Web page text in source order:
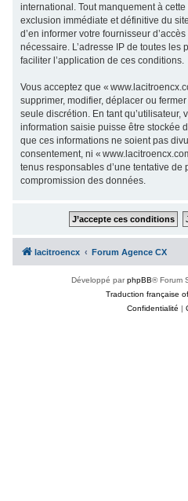
international. Tout manquement à
exclusion immédiate et définitive du
d’en informer votre fournisseur
nécessaire. L’adresse IP de toutes
faciliter l’application de ces conditions.
Vous acceptez que «
supprimer, modifier, déplacer ou
seule discrétion. En tant qu’utilisateur,
information saisie puisse être stockée
que ces informations ne soient pas
consentement, ni «
tenus responsables d’une tentative de
compromission des données.
lacitroencx Forum Agence CX
Développé parphpBB® Forum
Traduction française
Confidentialité |